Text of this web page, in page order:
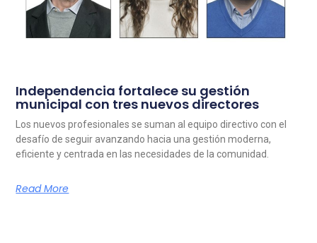
Independencia fortalece su gestión
municipal con tres nuevos directores
Los nuevos profesionales se suman al equipo directivo con el
desafío de seguir avanzando hacia una gestión moderna,
eficiente y centrada en las necesidades de la comunidad.
Read More